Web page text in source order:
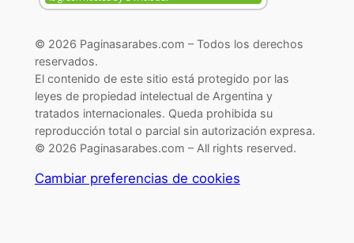
© 2026 Paginasarabes.com – Todos los derechos
reservados.
El contenido de este sitio está protegido por las
leyes de propiedad intelectual de Argentina y
tratados internacionales. Queda prohibida su
reproducción total o parcial sin autorización expresa.
© 2026 Paginasarabes.com – All rights reserved.
Cambiar preferencias de cookies